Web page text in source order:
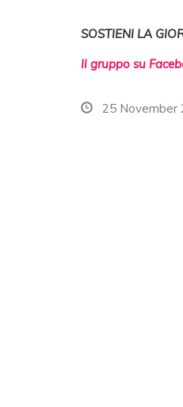
SOSTIENI LA
Il gruppo su
25 November